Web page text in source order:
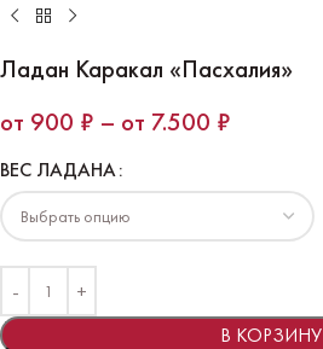
Ладан Каракал «Пасхалия»
900 ₽ – 7.500 ₽
ВЕС ЛАДАНА
В КОРЗИНУ